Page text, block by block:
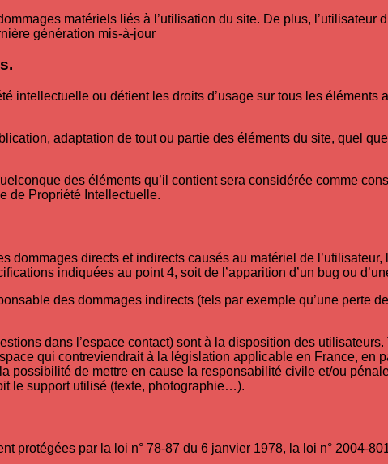
matériels liés à l’utilisation du site. De plus,
génération mis-à-jour
intellectuelle ou détient les droits d’usage sur tous les
adaptation de tout ou partie des éléments du site, quel
des éléments qu’il contient sera considérée comme
de Propriété Intellectuelle.
directs et indirects causés au matériel de
indiquées au point 4, soit de l’apparition d’un bug ou
des dommages indirects (tels par exemple qu’une perte
dans l’espace contact) sont à la disposition des
qui contreviendrait à la législation applicable en France, en
possibilité de mettre en cause la responsabilité civile et/ou
le support utilisé (texte, photographie…).
protégées par la loi n° 78-87 du 6 janvier 1978, la loi n° 2004-